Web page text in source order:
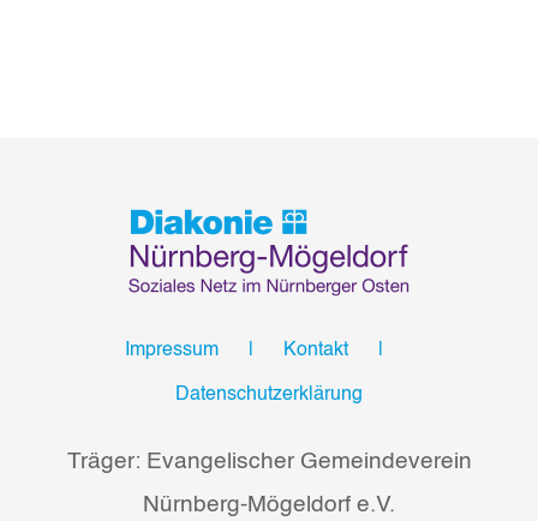
Impressum Kontakt
Datenschutzerklärung
Träger: Evangelischer Gemeindeverein
Nürnberg-Mögeldorf e.V.